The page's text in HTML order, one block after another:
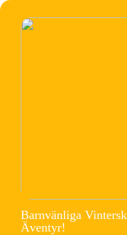
Barnvänliga
Äventyr!